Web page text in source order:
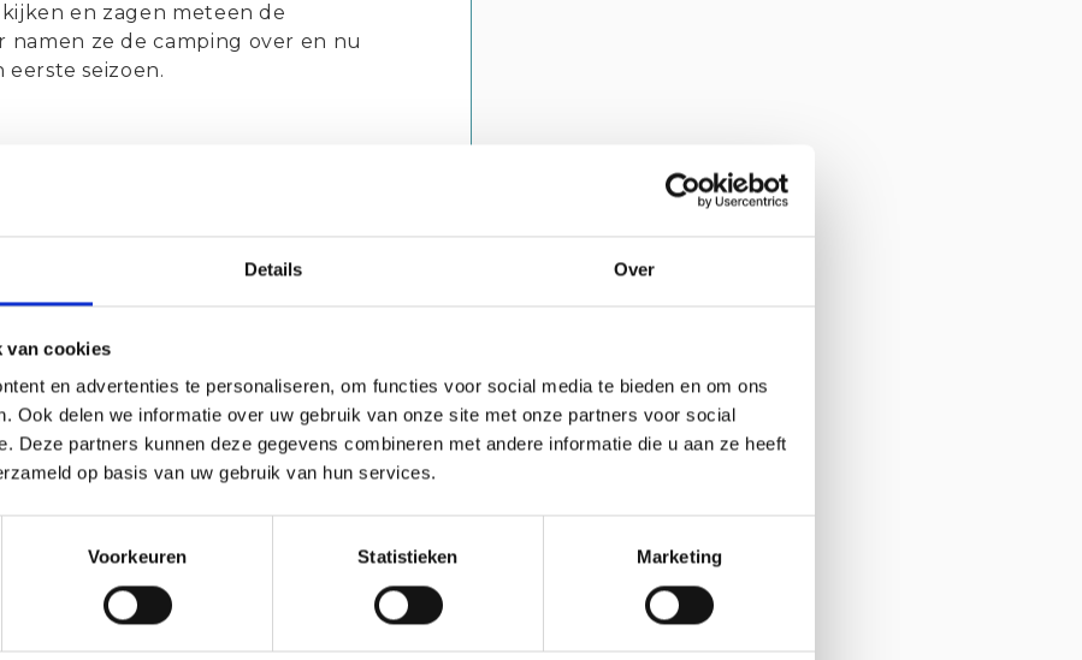
Details Over
van cookies
en advertenties te personaliseren, om functies voor social media te bieden en om ons
Ook delen we informatie over uw gebruik van onze site met onze partners voor social
Deze partners kunnen deze gegevens combineren met andere informatie die u aan ze heeft
op basis van uw gebruik van hun services.
Voorkeuren Statistieken Marketing
en zagen meteen de
namen ze de camping over en nu
seizoen.
kamperen, dieren en activiteiten
schapen, kippen en honden
Ilona is juist de verbinding
en vooral kinderen, het buitenleven
rapen we samen eitjes, laten we
mogen ze lammetjes knuffelen en
drijft."
out en bijlwerpen zijn te boeken als
voor families,
Ook het fietscafé krijgt een
passanten. Daar komt Kevins passie
tot barbecues verzorgen met
en eenvoudige, maar kwalitatieve
we steeds meer werken met
alles op De Zeeuwse Polder een
wordt van een circulair geheel."